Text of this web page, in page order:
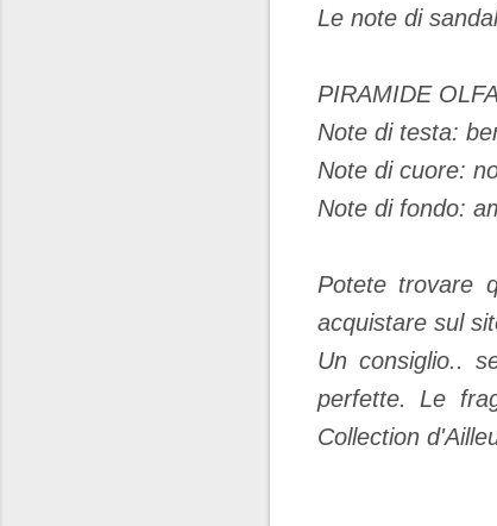
Le note di
PIRAMIDE
Note di testa:
Note di cuore:
Note di fondo:
Potete trovare
acquistare sul
Un consiglio..
perfette. Le
Collection